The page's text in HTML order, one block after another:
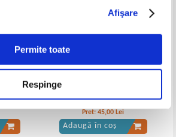
Afişare
Permite toate
Respinge
ma! Jeneva Rose - Divortul perfect
Pret:45,00 Lei
Adaugă în coș